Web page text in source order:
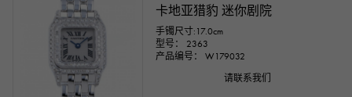
卡地亚猎豹 迷你剧院
手镯尺寸:17.0cm
型号： 2363
产品编号： W179032
请联系我们